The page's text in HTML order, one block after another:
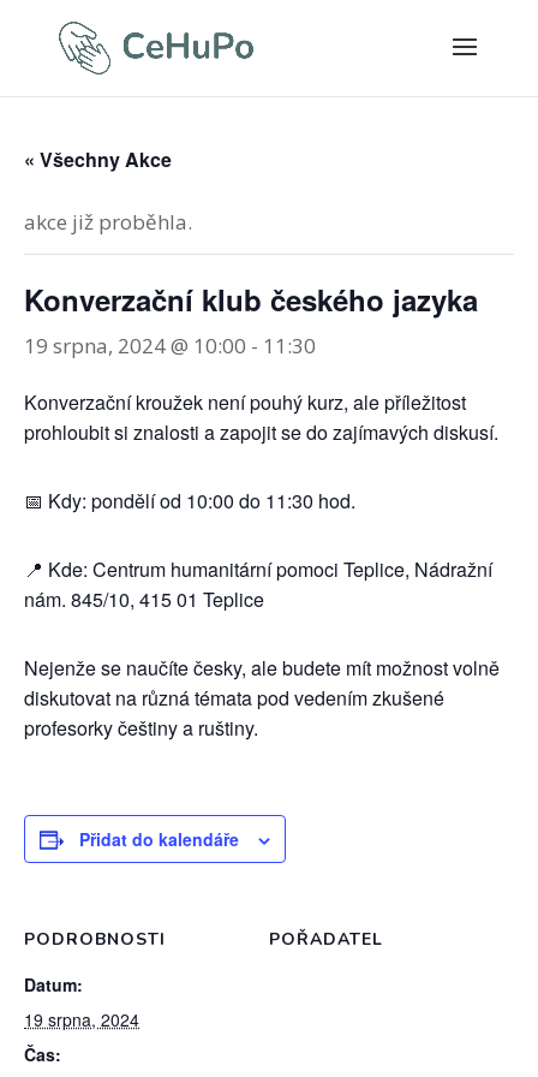
« Všechny Akce
akce již proběhla.
Konverzační klub českého jazyka
19 srpna, 2024 @ 10:00 - 11:30
Konverzační kroužek není pouhý kurz, ale příležitost
prohloubit si znalosti a zapojit se do zajímavých diskusí.
📅 Kdy: pondělí od 10:00 do 11:30 hod.
📍 Kde: Centrum humanitární pomoci Teplice, Nádražní
nám. 845/10, 415 01 Teplice
Nejenže se naučíte česky, ale budete mít možnost volně
diskutovat na různá témata pod vedením zkušené
profesorky češtiny a ruštiny.
Přidat do kalendáře
PODROBNOSTI
Datum:
19 srpna, 2024
Čas:
POŘADATEL